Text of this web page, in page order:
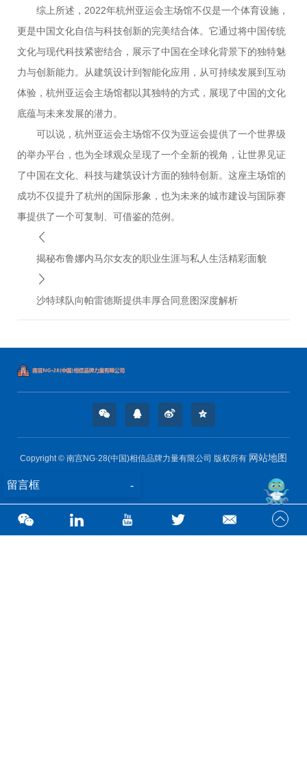
综上所述，2022年杭州亚运会主场馆不仅是一个体育设施，
更是中国文化自信与科技创新的完美结合体。它通过将中国传统
文化与现代科技紧密结合，展示了中国在全球化背景下的独特魅
力与创新能力。从建筑设计到智能化应用，从可持续发展到互动
体验，杭州亚运会主场馆都以其独特的方式，展现了中国的文化
底蕴与未来发展的潜力。
可以说，杭州亚运会主场馆不仅为亚运会提供了一个世界级
的举办平台，也为全球观众呈现了一个全新的视角，让世界见证
了中国在文化、科技与建筑设计方面的独特创新。这座主场馆的
成功不仅提升了杭州的国际形象，也为未来的城市建设与国际赛
事提供了一个可复制、可借鉴的范例。
揭秘布鲁娜内马尔女友的职业生涯与私人生活精彩面貌
沙特球队向帕雷德斯提供丰厚合同意图深度解析
Copyright © 南宫NG·28(中国)相信品牌力量有限公司 版权所有 网站地图
留言框 -